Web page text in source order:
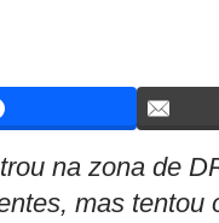
na zona de
mas tentou